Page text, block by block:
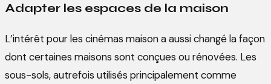
Adapter les espaces de la maison
L’intérêt pour les cinémas maison a aussi changé la façon
dont certaines maisons sont conçues ou rénovées. Les
sous-sols, autrefois utilisés principalement comme